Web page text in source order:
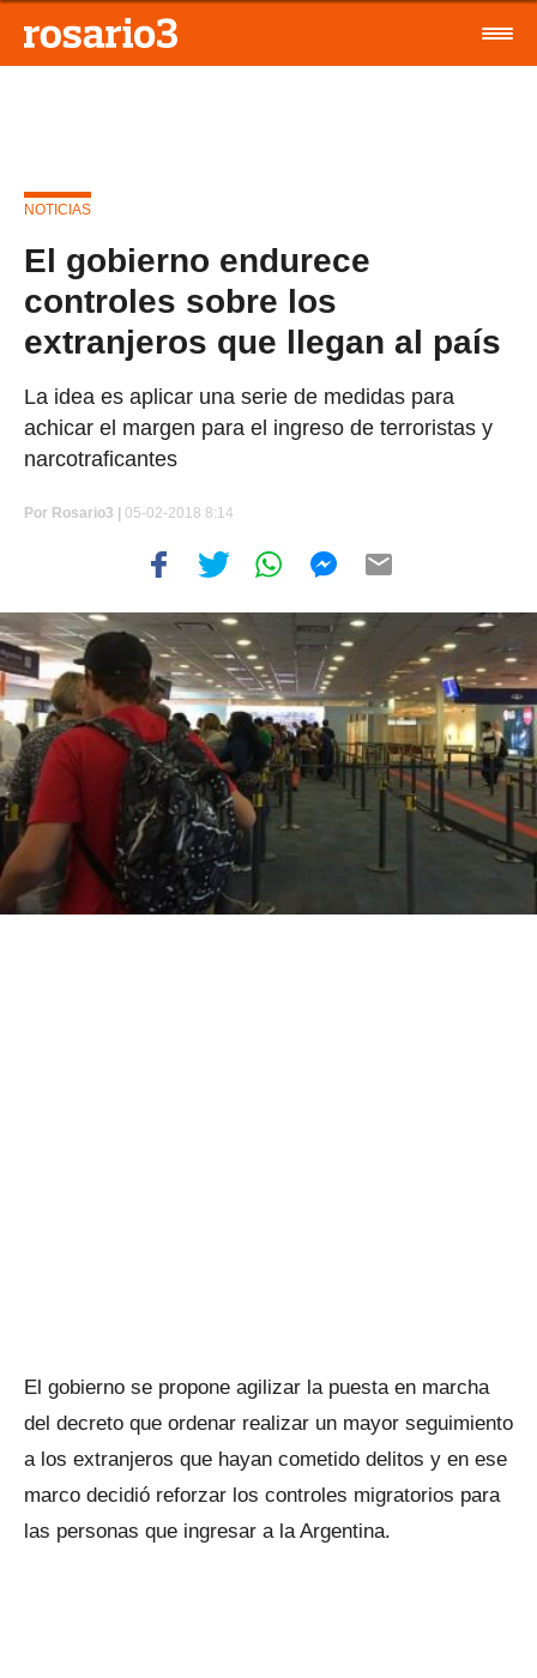
NOTICIAS
El gobierno endurece
controles sobre los
extranjeros que llegan al país
La idea es aplicar una serie de medidas para
achicar el margen para el ingreso de terroristas y
narcotraficantes
Por Rosario3 | 05-02-2018 8:14
El gobierno se propone agilizar la puesta en marcha
del decreto que ordenar realizar un mayor seguimiento
a los extranjeros que hayan cometido delitos y en ese
marco decidió reforzar los controles migratorios para
las personas que ingresar a la Argentina.